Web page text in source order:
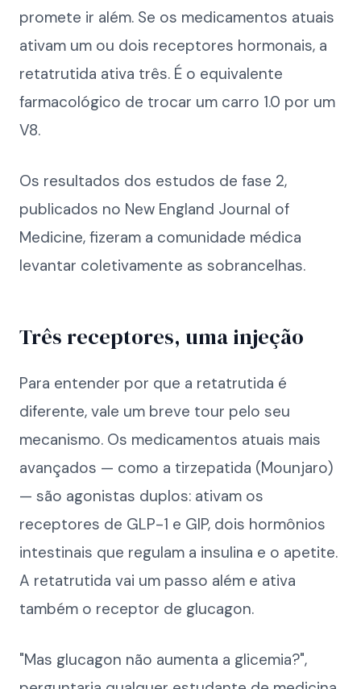
promete ir além. Se os medicamentos atuais
ativam um ou dois receptores hormonais, a
retatrutida ativa três. É o equivalente
farmacológico de trocar um carro 1.0 por um
V8.
Os resultados dos estudos de fase 2,
publicados no New England Journal of
Medicine, fizeram a comunidade médica
levantar coletivamente as sobrancelhas.
Três receptores, uma injeção
Para entender por que a retatrutida é
diferente, vale um breve tour pelo seu
mecanismo. Os medicamentos atuais mais
avançados — como a tirzepatida (Mounjaro)
— são agonistas duplos: ativam os
receptores de GLP-1 e GIP, dois hormônios
intestinais que regulam a insulina e o apetite.
A retatrutida vai um passo além e ativa
também o receptor de glucagon.
"Mas glucagon não aumenta a glicemia?",